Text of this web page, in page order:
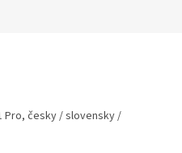
Pro, česky / slovensky /